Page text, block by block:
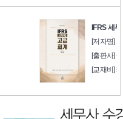
IFRS 세
[저자명]
[출판사]
[교재비]